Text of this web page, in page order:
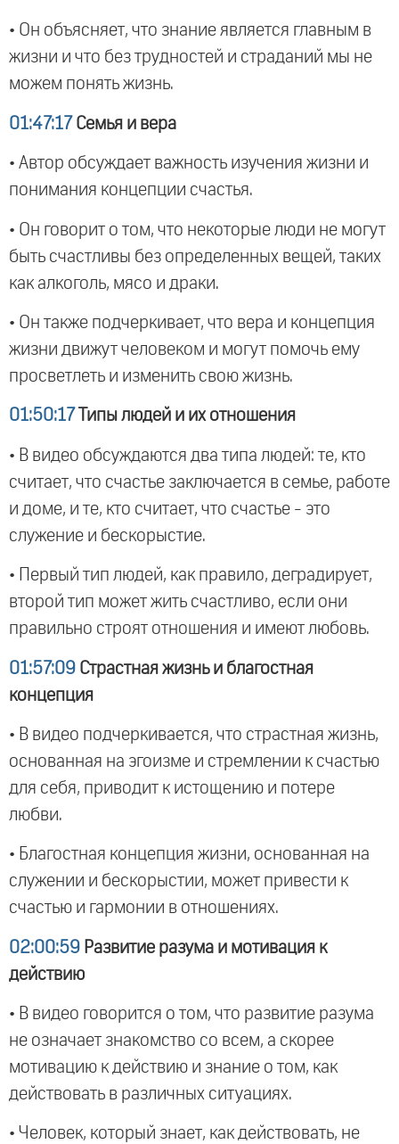
• Он объясняет, что знание является главным в
жизни и что без трудностей и страданий мы не
можем понять жизнь.
01:47:17 Семья и вера
• Автор обсуждает важность изучения жизни и
понимания концепции счастья.
• Он говорит о том, что некоторые люди не могут
быть счастливы без определенных вещей, таких
как алкоголь, мясо и драки.
• Он также подчеркивает, что вера и концепция
жизни движут человеком и могут помочь ему
просветлеть и изменить свою жизнь.
01:50:17 Типы людей и их отношения
• В видео обсуждаются два типа людей: те, кто
считает, что счастье заключается в семье, работе
и доме, и те, кто считает, что счастье - это
служение и бескорыстие.
• Первый тип людей, как правило, деградирует,
второй тип может жить счастливо, если они
правильно строят отношения и имеют любовь.
01:57:09 Страстная жизнь и благостная
концепция
• В видео подчеркивается, что страстная жизнь,
основанная на эгоизме и стремлении к счастью
для себя, приводит к истощению и потере
любви.
• Благостная концепция жизни, основанная на
служении и бескорыстии, может привести к
счастью и гармонии в отношениях.
02:00:59 Развитие разума и мотивация к
действию
• В видео говорится о том, что развитие разума
не означает знакомство со всем, а скорее
мотивацию к действию и знание о том, как
действовать в различных ситуациях.
• Человек, который знает, как действовать, не